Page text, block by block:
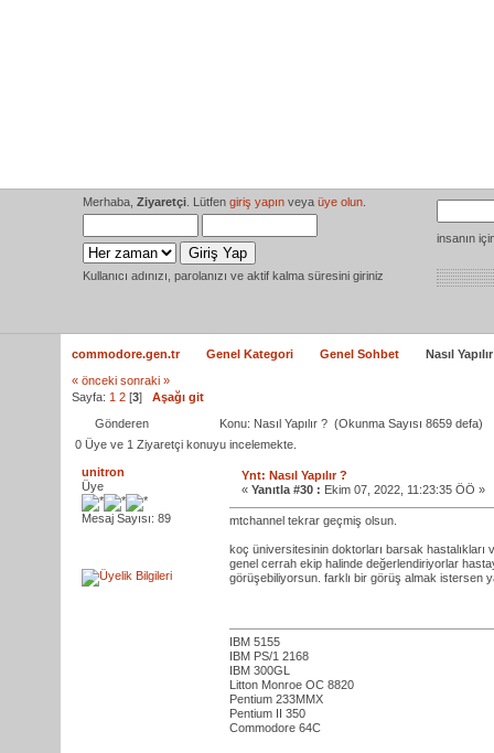
Merhaba, Ziyaretçi . Lütfen giriş yapın veya üye olun
Kullanıcı adınızı, parolanızı ve aktif kalma süresini giriniz
insanın
commodore.gen.tr Genel Kategori Genel Sohbet
Nasıl
« önceki sonraki »
Sayfa: 1 2 [3] Aşağı git
Gönderen
Konu: Nasıl Yapılır ? (Okunma Sayısı 8659 defa)
0 Üye ve 1 Ziyaretçi konuyu incelemekte.
unitron
Üye
Mesaj Sayısı: 89
Ynt: Nasıl Yapılır ?
« Yanıtla #30 : Ekim 07, 2022, 11:23:35 ÖÖ »
mtchannel tekrar geçmiş olsun.
koç üniversitesinin doktorları barsak
genel cerrah ekip halinde değerlendiriyorlar
görüşebiliyorsun. farklı bir görüş almak istersen
IBM 5155
IBM PS/1 2168
IBM 300GL
Litton Monroe OC 8820
Pentium 233MMX
Pentium II 350
Commodore 64C